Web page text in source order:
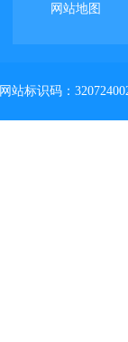
网站地图
网站标识码：